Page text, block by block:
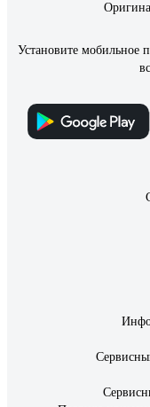
Установите мобильное